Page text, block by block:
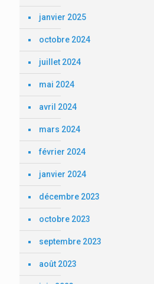
janvier 2025
octobre 2024
juillet 2024
mai 2024
avril 2024
mars 2024
février 2024
janvier 2024
décembre 2023
octobre 2023
septembre 2023
août 2023